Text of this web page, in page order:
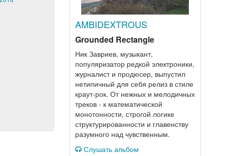
AMBIDEXTROUS
Grounded Rectangle
Ник Завриев, музыкант,
популяризатор редкой электроники,
журналист и продюсер, выпустил
нетипичный для себя релиз в стиле
краут-рок. От нежных и мелодичных
треков - к математической
монотонности, строгой логике
структурированности и главенству
разумного над чувственным.
Слушать альбом